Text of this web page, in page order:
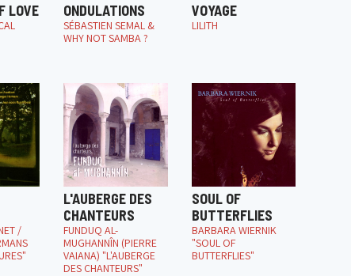
LOVE ONDULATIONS
SÉBASTIEN SEMAL &
WHY NOT SAMBA ?
VOYAGE
LILITH
/
L'AUBERGE DES
CHANTEURS
FUNDUQ AL-
MUGHANNÎN (PIERRE
VAIANA) "L'AUBERGE
DES CHANTEURS"
SOUL OF
BUTTERFLIES
BARBARA WIERNIK
"SOUL OF
BUTTERFLIES"